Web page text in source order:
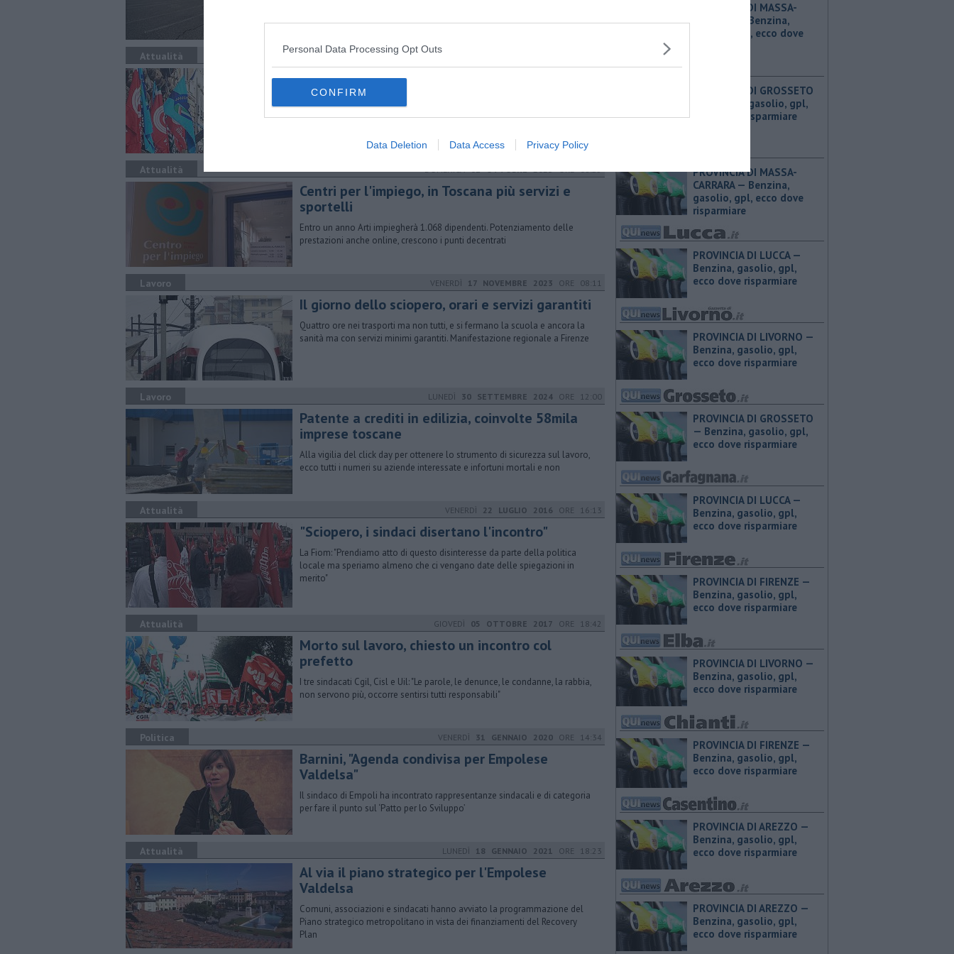
Personal Data Processing Opt Outs
CONFIRM
Data Deletion Data Access Privacy Policy
Attualità GIOVEDÌ
Sciopero generale, venerdì nero per i servizi
Trasporti e sanità tra i settori a maggior rischio disagio per l'utenza. Orari
dello sciopero e manifestazioni nelle varie province della Toscana
Attualità DOMENICA01 OTTOBRE 2023ORE 08:25
Centri per l'impiego, in Toscana più servizi e
sportelli
Entro un anno Arti impiegherà 1.068 dipendenti. Potenziamento delle
prestazioni anche online, crescono i punti decentrati
Lavoro VENERDÌ 17 NOVEMBRE 2023 ORE 08:11
Il giorno dello sciopero, orari e servizi garantiti
Quattro ore nei trasporti ma non tutti, e si fermano la scuola e ancora la
sanità ma con servizi minimi garantiti. Manifestazione regionale a Firenze
Lavoro LUNEDÌ 30 SETTEMBRE 2024 ORE 12:00
Patente a crediti in edilizia, coinvolte 58mila
imprese toscane
Alla vigilia del click day per ottenere lo strumento di sicurezza sul lavoro,
ecco tutti i numeri su aziende interessate e infortuni mortali e non
Attualità VENERDÌ 22 LUGLIO 2016 ORE 16:13
"Sciopero, i sindaci disertano l'incontro"
La Fiom: "Prendiamo atto di questo disinteresse da parte della politica
locale ma speriamo almeno che ci vengano date delle spiegazioni in
merito"
Attualità GIOVEDÌ 05 OTTOBRE 2017 ORE 18:42
Morto sul lavoro, chiesto un incontro col
prefetto
I tre sindacati Cgil, Cisl e Uil: "Le parole, le denunce, le condanne, la rabbia,
non servono più, occorre sentirsi tutti responsabili"
Politica VENERDÌ 31 GENNAIO 2020 ORE 14:34
Barnini, "Agenda condivisa per Empolese
Valdelsa"
Il sindaco di Empoli ha incontrato rappresentanze sindacali e di categoria
per fare il punto sul ‘Patto per lo Sviluppo’
Attualità LUNEDÌ 18 GENNAIO 2021 ORE 18:23
Al via il piano strategico per l'Empolese
Valdelsa
Comuni, associazioni e sindacati hanno avviato la programmazione del
Piano strategico metropolitano in vista dei finanziamenti del Recovery
Plan
PROVINCIA DI MASSA-
CARRARA — ​Benzina,
gasolio, gpl, ecco dove
PROVINCIA DI GROSSETO
— ​Benzina, gasolio, gpl,
ecco dove risparmiare
PROVINCIA DI MASSA-
CARRARA — ​Benzina,
gasolio, gpl, ecco dove
risparmiare
PROVINCIA DI LUCCA — ​
Benzina, gasolio, gpl,
ecco dove risparmiare
PROVINCIA DI LIVORNO — ​
Benzina, gasolio, gpl,
ecco dove risparmiare
PROVINCIA DI GROSSETO
— ​Benzina, gasolio, gpl,
ecco dove risparmiare
PROVINCIA DI LUCCA — ​
Benzina, gasolio, gpl,
ecco dove risparmiare
PROVINCIA DI FIRENZE — ​
Benzina, gasolio, gpl,
ecco dove risparmiare
PROVINCIA DI LIVORNO — ​
Benzina, gasolio, gpl,
ecco dove risparmiare
PROVINCIA DI FIRENZE — ​
Benzina, gasolio, gpl,
ecco dove risparmiare
PROVINCIA DI AREZZO — ​
Benzina, gasolio, gpl,
ecco dove risparmiare
PROVINCIA DI AREZZO — ​
Benzina, gasolio, gpl,
ecco dove risparmiare